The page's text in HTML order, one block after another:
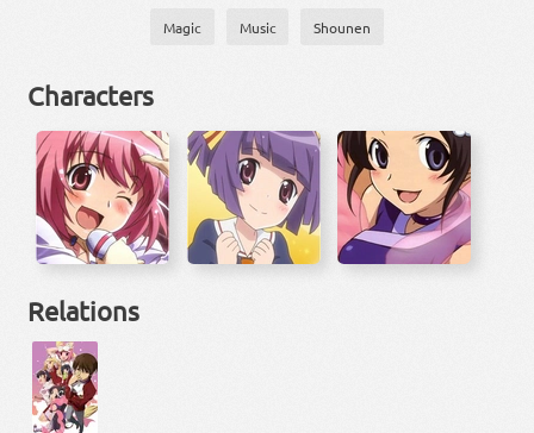
Magic Music Shounen
Characters
Relations